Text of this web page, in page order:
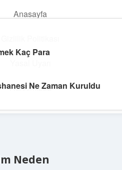
Anasayfa
Hakkımızda
Dünyası
hayatını canlandır!
Neden
Kaç Para
Ne Zaman Kuruldu